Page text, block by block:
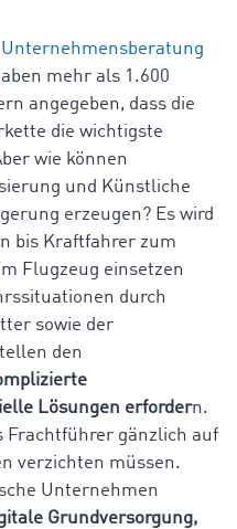
mehr als 1.600
angegeben, dass die
die wichtigste
wie können
und Künstliche
erzeugen? Es wird
bis Kraftfahrer zum
Flugzeug einsetzen
durch
sowie der
den
Lösungen erfordern.
Frachtführer gänzlich auf
verzichten müssen.
Unternehmen
Grundversorgung,